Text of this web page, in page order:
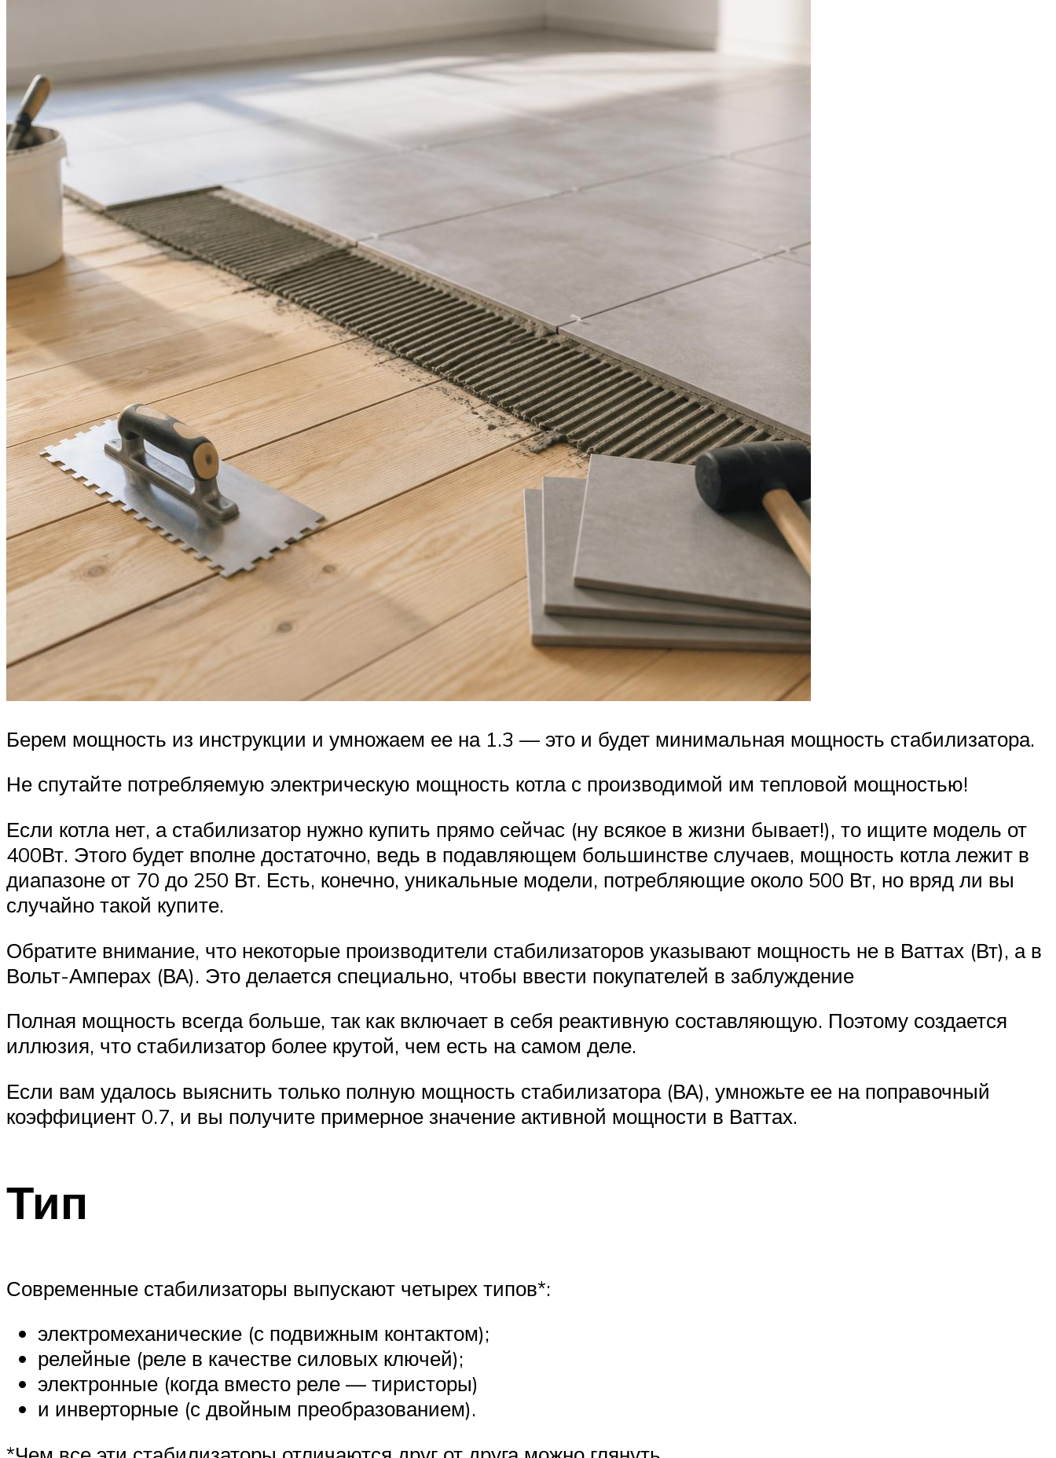
Берем мощность из инструкции и умножаем ее на 1.3 — это и будет минимальная мощность стабилизатора.
Не спутайте потребляемую электрическую мощность котла с производимой им тепловой мощностью!
Если котла нет, а стабилизатор нужно купить прямо сейчас (ну всякое в жизни бывает!), то ищите модель от
400Вт. Этого будет вполне достаточно, ведь в подавляющем большинстве случаев, мощность котла лежит в
диапазоне от 70 до 250 Вт. Есть, конечно, уникальные модели, потребляющие около 500 Вт, но вряд ли вы
случайно такой купите.
Обратите внимание, что некоторые производители стабилизаторов указывают мощность не в Ваттах (Вт), а в
Вольт-Амперах (ВА). Это делается специально, чтобы ввести покупателей в заблуждение
Полная мощность всегда больше, так как включает в себя реактивную составляющую. Поэтому создается
иллюзия, что стабилизатор более крутой, чем есть на самом деле.
Если вам удалось выяснить только полную мощность стабилизатора (ВА), умножьте ее на поправочный
коэффициент 0.7, и вы получите примерное значение активной мощности в Ваттах.
Тип
Современные стабилизаторы выпускают четырех типов*:
электромеханические (с подвижным контактом);
релейные (реле в качестве силовых ключей);
электронные (когда вместо реле — тиристоры)
и инверторные (с двойным преобразованием).